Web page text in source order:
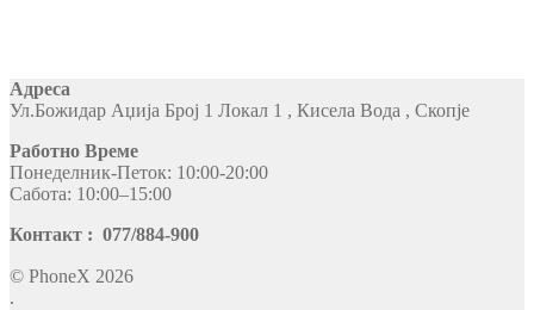
Адреса
Ул.Божидар Аџија Број 1 Локал 1 , Кисела Вода , Скопје
Работно Време
Понеделник-Петок: 10:00-20:00
Сабота: 10:00–15:00
Контакт : 077/884-900
© PhoneX 2026
.